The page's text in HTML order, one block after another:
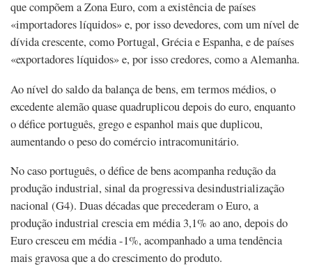
que compõem a Zona Euro, com a existência de países
«importadores líquidos» e, por isso devedores, com um nível de
dívida crescente, como Portugal, Grécia e Espanha, e de países
«exportadores líquidos» e, por isso credores, como a Alemanha.
Ao nível do saldo da balança de bens, em termos médios, o
excedente alemão quase quadruplicou depois do euro, enquanto
o défice português, grego e espanhol mais que duplicou,
aumentando o peso do comércio intracomunitário.
No caso português, o défice de bens acompanha redução da
produção industrial, sinal da progressiva desindustrialização
nacional (G4). Duas décadas que precederam o Euro, a
produção industrial crescia em média 3,1% ao ano, depois do
Euro cresceu em média -1%, acompanhado a uma tendência
mais gravosa que a do crescimento do produto.